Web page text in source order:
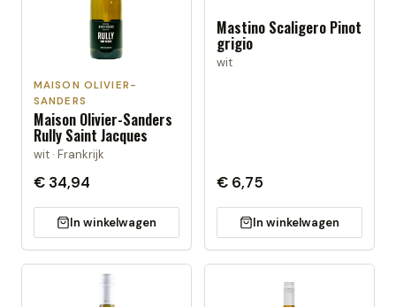
MAISON OLIVIER-
SANDERS
Maison Olivier-Sanders
Rully Saint Jacques
wit · Frankrijk
€ 34,94
In winkelwagen
Mastino Scaligero Pinot
grigio
wit
€ 6,75
In winkelwagen